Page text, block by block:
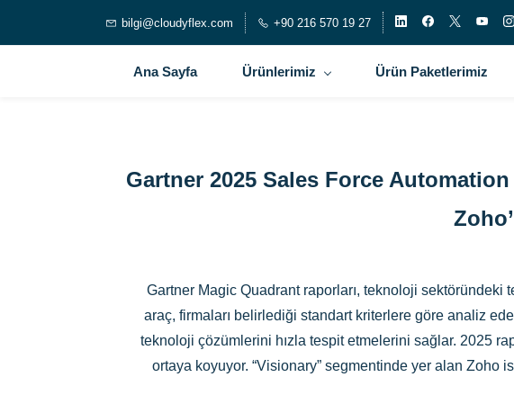
bilgi@cloudyflex.com +90 216 570 19 27
Ana Sayfa Ürünlerimiz Ürün Paketlerimiz
Gartner 2025 Sales Force
Gartner Magic Quadrant raporları, teknoloji sektöründeki
araç, firmaları belirlediği standart kriterlere göre analiz
teknoloji çözümlerini hızla tespit etmelerini sağlar. 2025
ortaya koyuyor. “Visionary” segmentinde yer alan